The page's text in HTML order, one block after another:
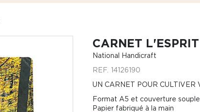
CARNET
National Handicraft
REF. 14126190
UN CARNET POUR CULTIVER
Format A5 et couverture souple
Papier fabriqué à la main